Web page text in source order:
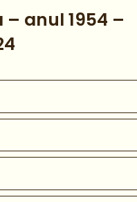
– anul 1954 –